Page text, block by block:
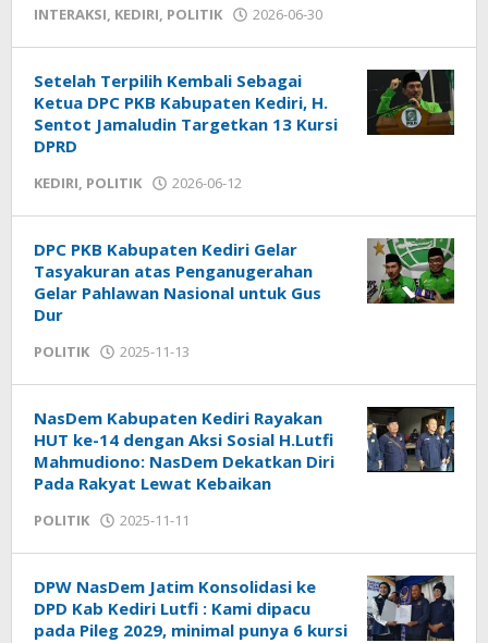
INTERAKSI, KEDIRI, POLITIK 2026-06-30
Setelah Terpilih Kembali Sebagai
Ketua DPC PKB Kabupaten Kediri, H.
Sentot Jamaludin Targetkan 13 Kursi
DPRD
KEDIRI, POLITIK 2026-06-12
DPC PKB Kabupaten Kediri Gelar
Tasyakuran atas Penganugerahan
Gelar Pahlawan Nasional untuk Gus
Dur
POLITIK 2025-11-13
NasDem Kabupaten Kediri Rayakan
HUT ke-14 dengan Aksi Sosial H.Lutfi
Mahmudiono: NasDem Dekatkan Diri
Pada Rakyat Lewat Kebaikan
POLITIK 2025-11-11
DPW NasDem Jatim Konsolidasi ke
DPD Kab Kediri Lutfi : Kami dipacu
pada Pileg 2029, minimal punya 6 kursi